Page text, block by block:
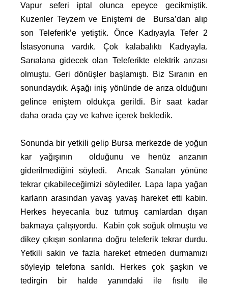
Vapur seferi iptal olunca epeyce gecikmiştik.
Kuzenler Teyzem ve Eniştemi de Bursa’dan alıp
son Teleferik’e yetiştik. Önce Kadıyayla Tefer 2
İstasyonuna vardık. Çok kalabalıktı Kadıyayla.
Sarıalana gidecek olan Teleferikte elektrik arızası
olmuştu. Geri dönüşler başlamıştı. Biz Sıranın en
sonundaydık. Aşağı iniş yönünde de arıza olduğunı
gelince eniştem oldukça gerildi. Bir saat kadar
daha orada çay ve kahve içerek bekledik.
Sonunda bir yetkili gelip Bursa merkezde de yoğun
kar yağışının olduğunu ve henüz arızanın
giderilmediğini söyledi. Ancak Sarıalan yönüne
tekrar çıkabileceğimizi söylediler. Lapa lapa yağan
karların arasından yavaş yavaş hareket etti kabin.
Herkes heyecanla buz tutmuş camlardan dışarı
bakmaya çalışıyordu. Kabin çok soğuk olmuştu ve
dikey çıkışın sonlarına doğru teleferik tekrar durdu.
Yetkili sakin ve fazla hareket etmeden durmamızı
söyleyip telefona sarıldı. Herkes çok şaşkın ve
tedirgin bir halde yanındaki ile fısıltı ile